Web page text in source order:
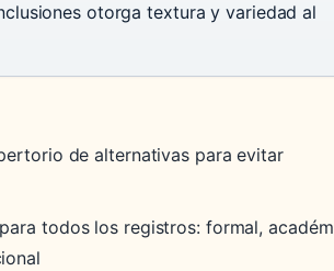
otorga textura y variedad al
de alternativas para evitar
todos los registros: formal,